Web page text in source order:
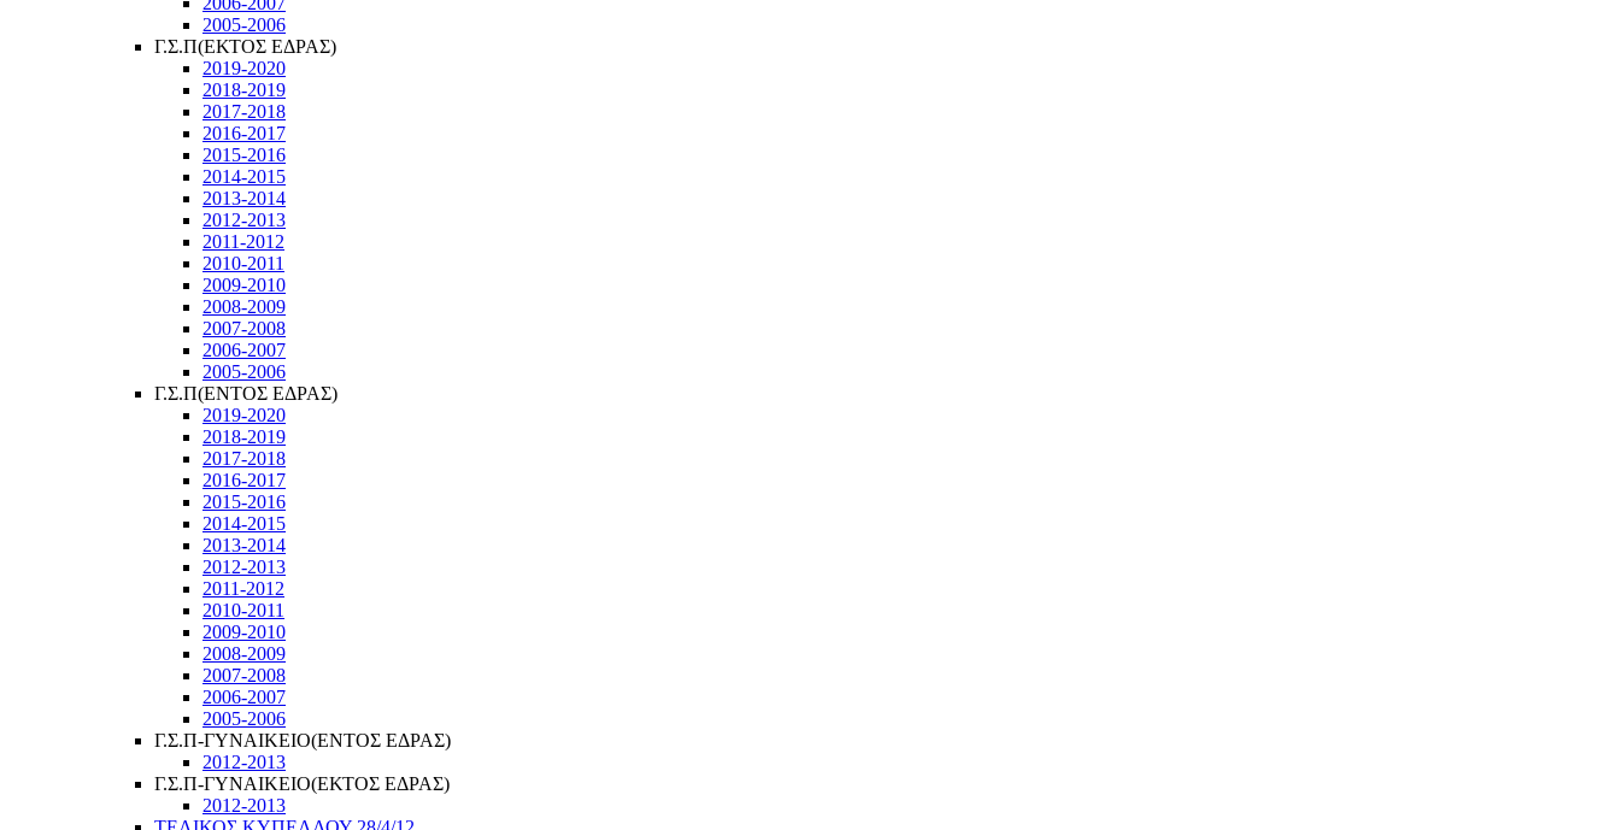
2005-2006
Γ.Σ.Π(ΕΚΤΟΣ ΕΔΡΑΣ)
2019-2020
2018-2019
2017-2018
2016-2017
2015-2016
2014-2015
2013-2014
2012-2013
2011-2012
2010-2011
2009-2010
2008-2009
2007-2008
2006-2007
2005-2006
Γ.Σ.Π(ΕΝΤΟΣ ΕΔΡΑΣ)
2019-2020
2018-2019
2017-2018
2016-2017
2015-2016
2014-2015
2013-2014
2012-2013
2011-2012
2010-2011
2009-2010
2008-2009
2007-2008
2006-2007
2005-2006
Γ.Σ.Π-ΓΥΝΑΙΚΕΙΟ(ΕΝΤΟΣ ΕΔΡΑΣ)
2012-2013
Γ.Σ.Π-ΓΥΝΑΙΚΕΙΟ(ΕΚΤΟΣ ΕΔΡΑΣ)
2012-2013